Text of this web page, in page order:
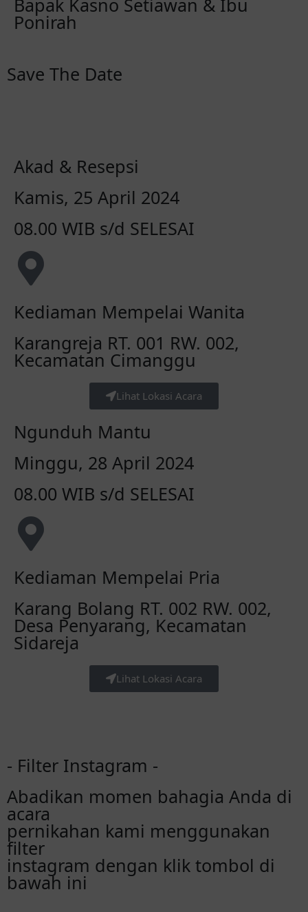
Bapak Kasno Setiawan & Ibu
Ponirah
Save The Date
Akad & Resepsi
Kamis, 25 April 2024
08.00 WIB s/d SELESAI
Kediaman Mempelai Wanita
Karangreja RT. 001 RW. 002,
Kecamatan Cimanggu
Lihat Lokasi Acara
Ngunduh Mantu
Minggu, 28 April 2024
08.00 WIB s/d SELESAI
Kediaman Mempelai Pria
Karang Bolang RT. 002 RW. 002,
Desa Penyarang, Kecamatan
Sidareja
Lihat Lokasi Acara
- Filter Instagram -
Abadikan momen bahagia Anda di
acara
pernikahan kami menggunakan
filter
instagram dengan klik tombol di
bawah ini